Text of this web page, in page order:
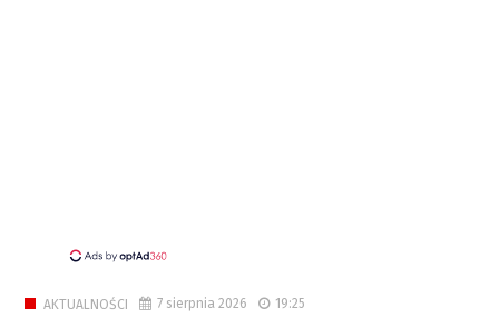
AKTUALNOŚCI 7 sierpnia 2026 19:25